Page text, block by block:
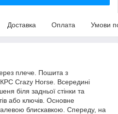
Доставка Оплата Умови
плече. Пошита з
Crazy Horse. Всередині
біля задньої стінки та
або ключів. Основне
блискавкою. Спереду, на